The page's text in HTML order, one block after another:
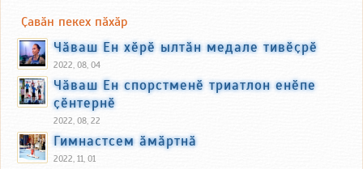
Ҫавӑн пекех пӑхӑр
Чӑваш Ен хӗрӗ ылтӑн медале тивӗҫрӗ
2022, 08, 04
Чӑваш Ен спорстменӗ триатлон енӗпе
ҫӗнтернӗ
2022, 08, 22
Гимнастсем ӑмӑртнӑ
2022, 11, 01